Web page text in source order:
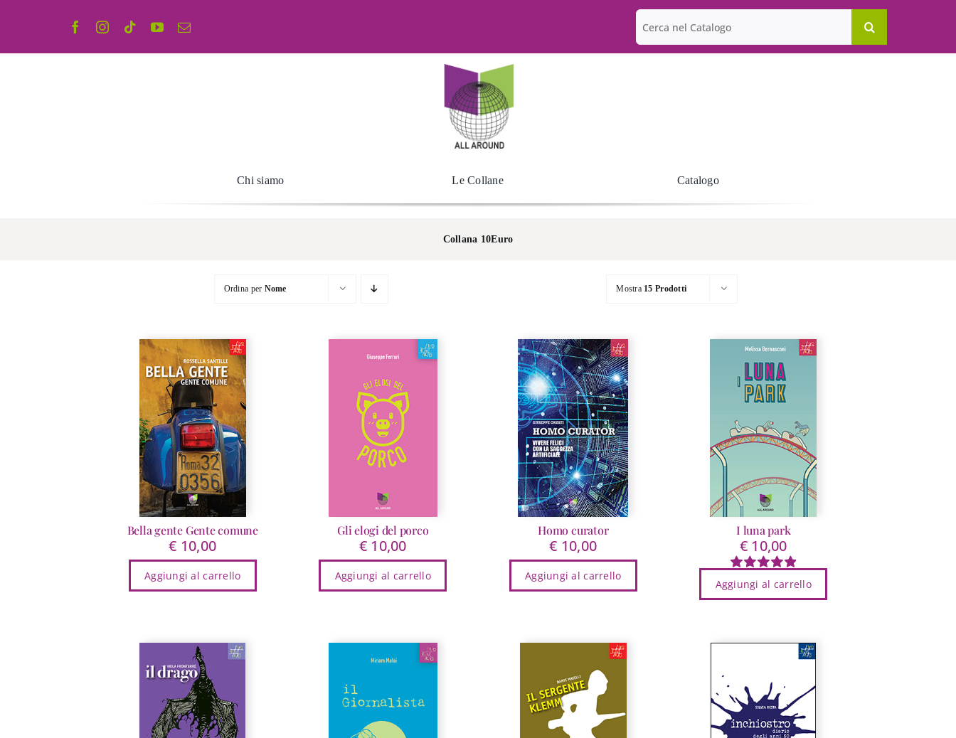
Cerca
per:
Chi siamo Le Collane Catalogo
Collana 10Euro
Ordina per Nome Mostra 15 Prodotti
Bella gente Gente comune
€ 10,00
Aggiungi al carrello
Gli elogi del porco
€ 10,00
Aggiungi al carrello
Homo curator
€ 10,00
Aggiungi al carrello
I luna park
Valutato
5.00
€ 10,00
Aggiungi al carrello